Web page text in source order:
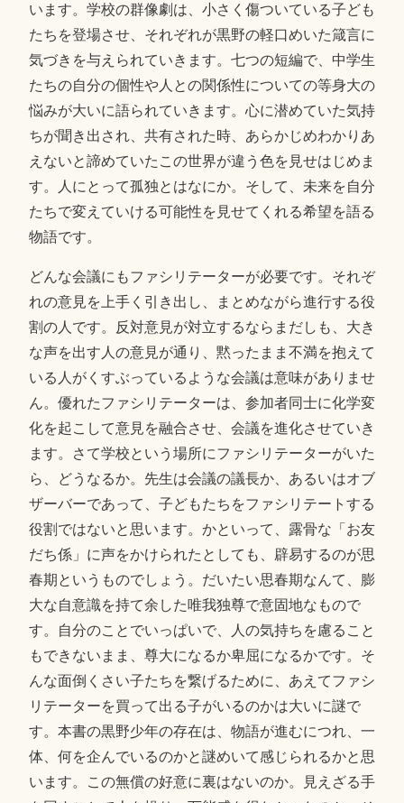
います。学校の群像劇は、小さく傷ついている子ども
たちを登場させ、それぞれが黒野の軽口めいた箴言に
気づきを与えられていきます。七つの短編で、中学生
たちの自分の個性や人との関係性についての等身大の
悩みが大いに語られていきます。心に潜めていた気持
ちが聞き出され、共有された時、あらかじめわかりあ
えないと諦めていたこの世界が違う色を見せはじめま
す。人にとって孤独とはなにか。そして、未来を自分
たちで変えていける可能性を見せてくれる希望を語る
物語です。
どんな会議にもファシリテーターが必要です。それぞ
れの意見を上手く引き出し、まとめながら進行する役
割の人です。反対意見が対立するならまだしも、大き
な声を出す人の意見が通り、黙ったまま不満を抱えて
いる人がくすぶっているような会議は意味がありませ
ん。優れたファシリテーターは、参加者同士に化学変
化を起こして意見を融合させ、会議を進化させていき
ます。さて学校という場所にファシリテーターがいた
ら、どうなるか。先生は会議の議長か、あるいはオブ
ザーバーであって、子どもたちをファシリテートする
役割ではないと思います。かといって、露骨な「お友
だち係」に声をかけられたとしても、辟易するのが思
春期というものでしょう。だいたい思春期なんて、膨
大な自意識を持て余した唯我独尊で意固地なもので
す。自分のことでいっぱいで、人の気持ちを慮ること
もできないまま、尊大になるか卑屈になるかです。そ
んな面倒くさい子たちを繋げるために、あえてファシ
リテーターを買って出る子がいるのかは大いに謎で
す。本書の黒野少年の存在は、物語が進むにつれ、一
体、何を企んでいるのかと謎めいて感じられるかと思
います。この無償の好意に裏はないのか。見えざる手